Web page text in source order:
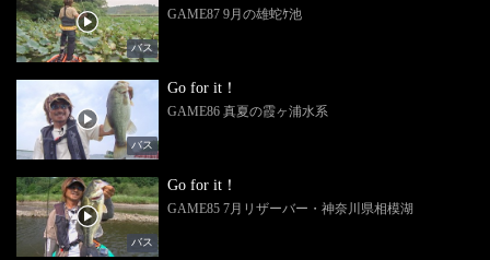
バス
GAME87 9月の雄蛇ｹ池
バス
Go for it！
GAME86 真夏の霞ヶ浦水系
バス
Go for it！
GAME85 7月リザーバー・神奈川県相模湖